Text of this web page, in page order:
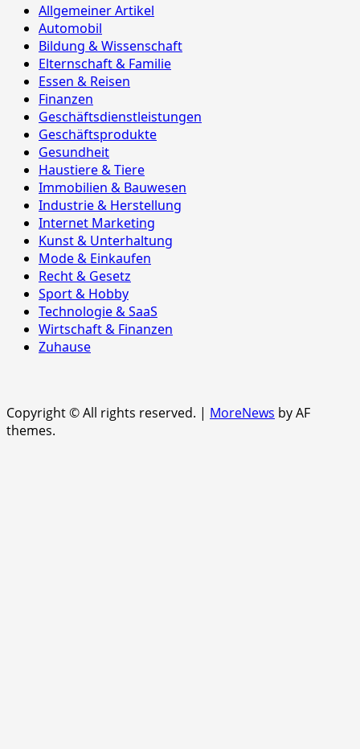
Allgemeiner Artikel
Automobil
Bildung & Wissenschaft
Elternschaft & Familie
Essen & Reisen
Finanzen
Geschäftsdienstleistungen
Geschäftsprodukte
Gesundheit
Haustiere & Tiere
Immobilien & Bauwesen
Industrie & Herstellung
Internet Marketing
Kunst & Unterhaltung
Mode & Einkaufen
Recht & Gesetz
Sport & Hobby
Technologie & SaaS
Wirtschaft & Finanzen
Zuhause
Copyright © All rights reserved. | MoreNews by AF
themes.